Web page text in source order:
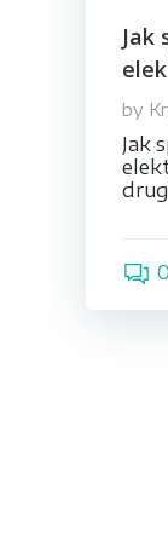
Jak
by
Jak
0